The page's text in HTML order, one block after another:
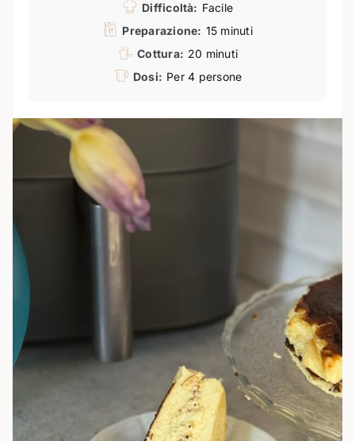
Difficoltà: Facile
Preparazione: 15 minuti
Cottura: 20 minuti
Dosi: Per 4 persone